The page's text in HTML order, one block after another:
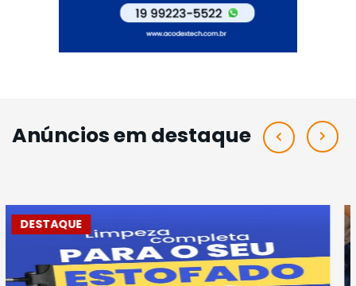
Anúncios em destaque